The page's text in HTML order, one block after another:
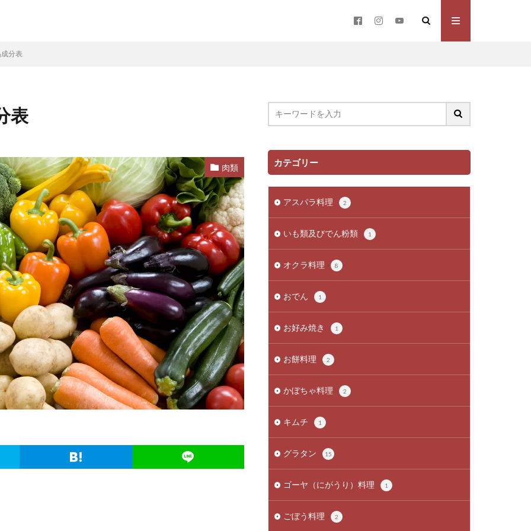
分表
表
肉類 カテゴリー
アスパラ料理 2
いも類及びでん粉類 1
オクラ料理 8
おでん 1
お好み焼き 1
お餅料理 2
かぼちゃ料理 2
キムチ 1
グラタン 15
ゴーヤ（にがうり）料理 1
ごぼう料理 2